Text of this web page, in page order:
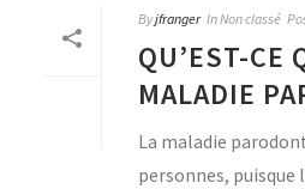
Byjfranger InNon classé
QU’EST-CE
MALADIE
La maladie
personnes, puisque